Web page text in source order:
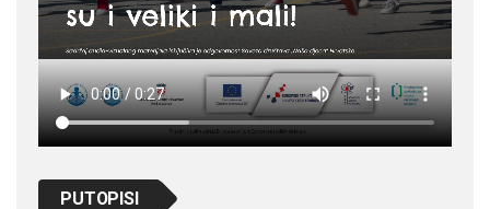
PUTOPISI